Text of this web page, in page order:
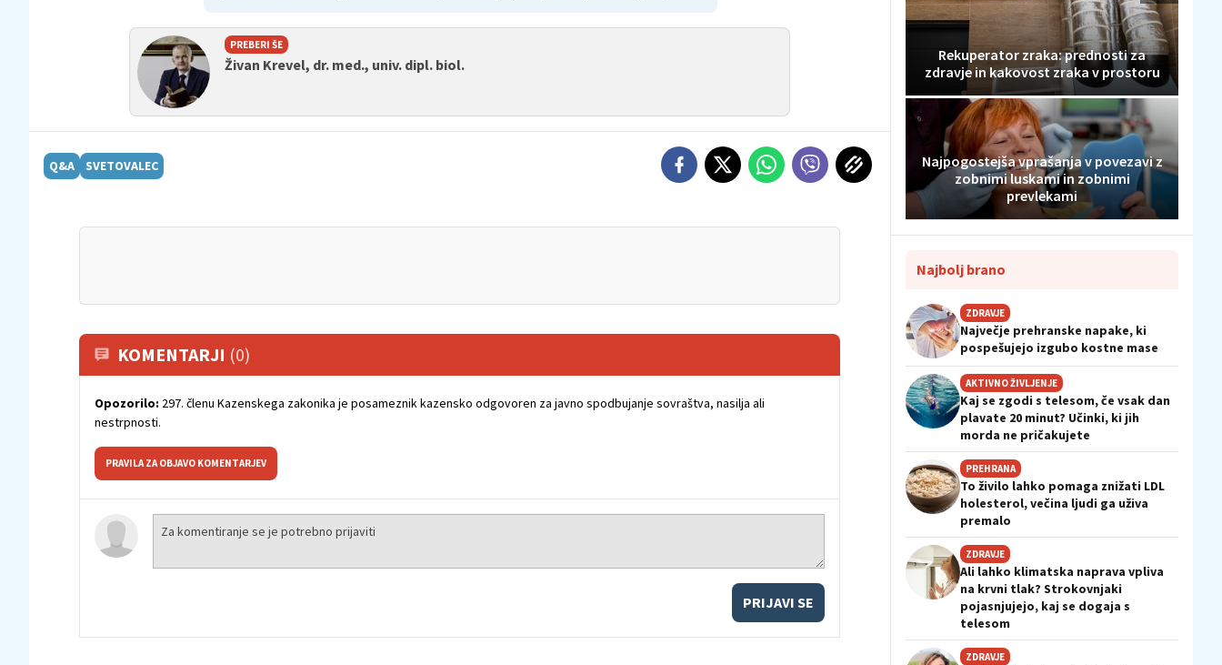
PREBERI ŠE
Živan Krevel, dr. med., univ. dipl. biol.
Q&A SVETOVALEC
KOMENTARJI (0)
Opozorilo: 297. členu Kazenskega zakonika je posameznik kazensko odgovoren za javno spodbujanje sovraštva, nasilja ali
nestrpnosti.
PRAVILA ZA OBJAVO KOMENTARJEV
PRIJAVI SE
Rekuperator zraka: prednosti za
zdravje in kakovost zraka v prostoru
Najpogostejša vprašanja v povezavi z
zobnimi luskami in zobnimi
prevlekami
Najbolj brano
ZDRAVJE
Največje prehranske napake, ki
pospešujejo izgubo kostne mase
AKTIVNO ŽIVLJENJE
Kaj se zgodi s telesom, če vsak dan
plavate 20 minut? Učinki, ki jih
morda ne pričakujete
PREHRANA
To živilo lahko pomaga znižati LDL
holesterol, večina ljudi ga uživa
premalo
ZDRAVJE
Ali lahko klimatska naprava vpliva
na krvni tlak? Strokovnjaki
pojasnjujejo, kaj se dogaja s
telesom
ZDRAVJE